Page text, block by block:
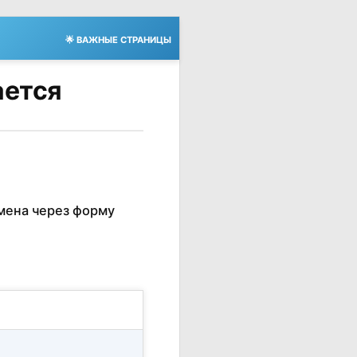
🌟 ВАЖНЫЕ СТРАНИЦЫ
через форму